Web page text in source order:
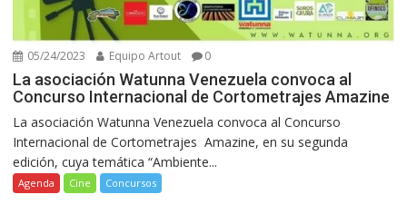
05/24/2023 Equipo Artout 0
La asociación Watunna Venezuela convoca al
Concurso Internacional de Cortometrajes Amazine
La asociación Watunna Venezuela convoca al Concurso
Internacional de Cortometrajes Amazine, en su segunda
edición, cuya temática “Ambiente...
Agenda Cine Concursos